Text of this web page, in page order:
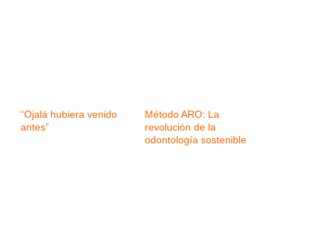
“Ojalá hubiera venido
antes”
Método ARO: La
revolución de la
odontología sostenible